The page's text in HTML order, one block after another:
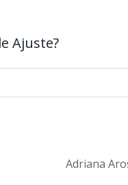
Ajuste?
Adriana